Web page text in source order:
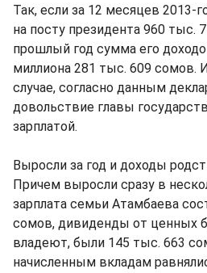
Так, если за 12 месяцев 2013-
на посту президента 960 тыс.
прошлый год сумма его
миллиона 281 тыс. 609 сомов.
случае, согласно данным
довольствие главы
зарплатой.
Выросли за год и доходы
Причем выросли сразу в
зарплата семьи Атамбаева
сомов, дивиденды от ценных
владеют, были 145 тыс. 663
начисленным вкладам